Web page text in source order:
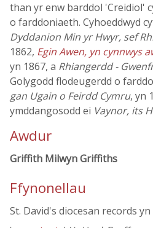
than yr enw barddol 'Creidiol'
o farddoniaeth. Cyhoeddwyd
Dyddanion Min yr Hwyr, sef
1862, Egin Awen, yn cynnwys
yn 1867, a Rhiangerdd -
Golygodd flodeugerdd o
gan Ugain o Feirdd Cymru, yn
ymddangosodd ei Vaynor, its
Awdur
Griffith Milwyn Griffiths
Ffynonellau
St. David's diocesan records yn